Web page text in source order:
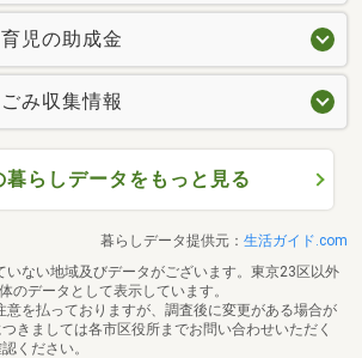
児の助成金
み収集情報
暮らしデータをもっと見る
暮らしデータ提供元： 生活ガイド.com
いない地域及びデータがございます。東京23区以外
のデータとして表示しています。
意を払っておりますが、調査後に変更がある場合が
きましては各市区役所までお問い合わせいただく
ください。